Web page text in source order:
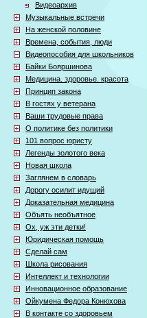
Видеоархив
Музыкальные встречи
На женской половине
Времена, события, люди
Видеопособия для школьников
Байки Бояршинова
Медицина. здоровье. красота
Принцип закона
В гостях у ветерана
Ваши трудовые права
О политике без политики
101 вопрос юристу
Легенды золотого века
Новая школа
Заглянем в словарь
Дорогу осилит идущий
Доказательная медицина
Объять необъятное
Ох, уж эти детки!
Юридическая помощь
Сделай сам
Школа рисования
Интеллект и технологии
Инновационное образование
Ойкумена Федора Конюхова
В контакте со здоровьем